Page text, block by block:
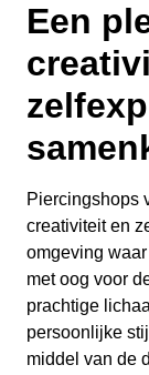
Een
Piercingshops
creativiteit en
omgeving
met oog voor
prachtige
persoonlijke
middel van de